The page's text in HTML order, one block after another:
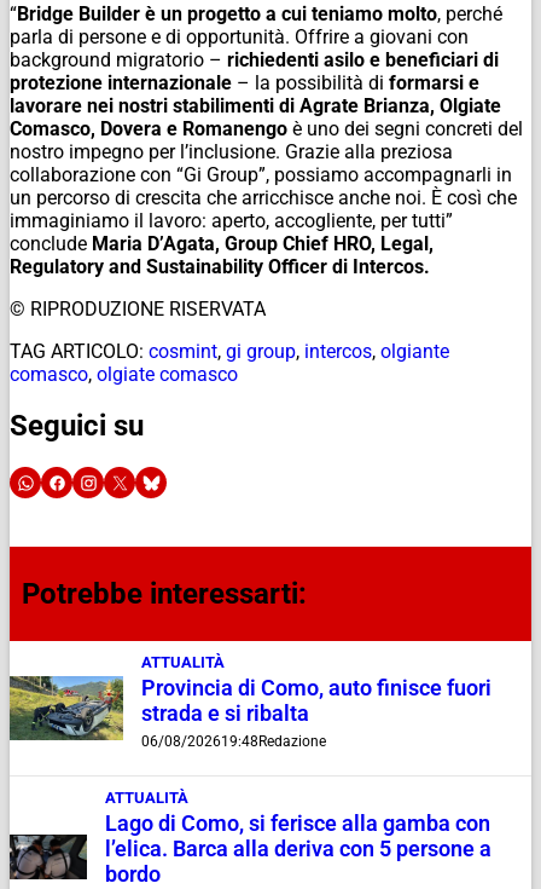
“Bridge Builder è un progetto a cui teniamo molto, perché
parla di persone e di opportunità. Offrire a giovani con
background migratorio – richiedenti asilo e beneficiari di
protezione internazionale – la possibilità di formarsi e
lavorare nei nostri stabilimenti di Agrate Brianza, Olgiate
Comasco, Dovera e Romanengo è uno dei segni concreti del
nostro impegno per l’inclusione. Grazie alla preziosa
collaborazione con “Gi Group”, possiamo accompagnarli in
un percorso di crescita che arricchisce anche noi. È così che
immaginiamo il lavoro: aperto, accogliente, per tutti”
conclude Maria D’Agata, Group Chief HRO, Legal,
Regulatory and Sustainability Officer di Intercos.
© RIPRODUZIONE RISERVATA
TAG ARTICOLO: cosmint, gi group, intercos, olgiante
comasco, olgiate comasco
Seguici su
Potrebbe interessarti:
ATTUALITÀ
Provincia di Como, auto finisce fuori
strada e si ribalta
06/08/202619:48 Redazione
ATTUALITÀ
Lago di Como, si ferisce alla gamba con
l’elica. Barca alla deriva con 5 persone a
bordo